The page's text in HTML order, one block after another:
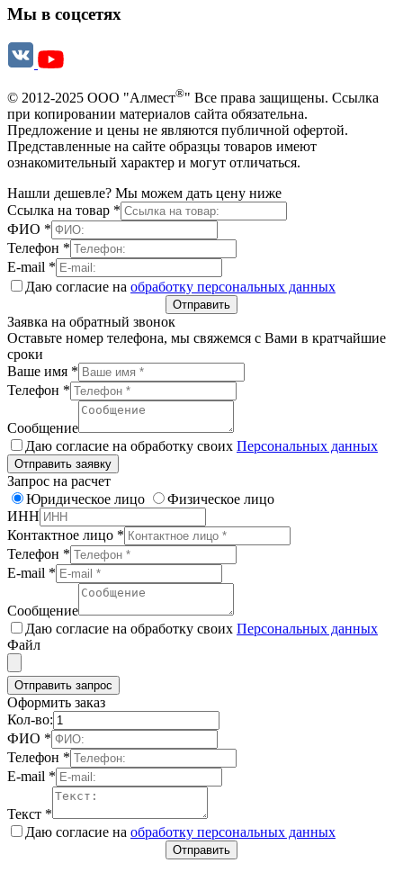
Мы в соцсетях
© 2012-2025 ООО "Алмест®" Все права защищены. Ссылка
при копировании материалов сайта обязательна.
Предложение и цены не являются публичной офертой.
Представленные на сайте образцы товаров имеют
ознакомительный характер и могут отличаться.
Нашли дешевле? Мы можем дать цену ниже
Ссылка на товар *
ФИО *
Телефон *
E-mail *
Даю согласие на обработку персональных данных
Отправить
Заявка на обратный звонок
Оставьте номер телефона, мы свяжемся с Вами в кратчайшие
сроки
Ваше имя *
Телефон *
Сообщение
Даю согласие на обработку своих Персональных данных
Отправить заявку
Запрос на расчет
Юридическое лицо
Физическое лицо
ИНН
Контактное лицо *
Телефон *
E-mail *
Сообщение
Даю согласие на обработку своих Персональных данных
Файл
Отправить запрос
Оформить заказ
Кол-во:
ФИО *
Телефон *
E-mail *
Текст *
Даю согласие на обработку персональных данных
Отправить